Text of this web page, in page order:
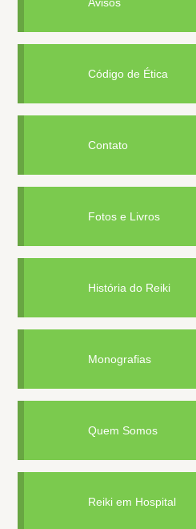
Avisos
Código de Ética
Contato
Fotos e Livros
História do Reiki
Monografias
Quem Somos
Reiki em Hospital